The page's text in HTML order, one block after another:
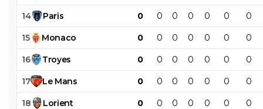
14 Paris 0 0 0 0 0 0 0
15 Monaco 0 0 0 0 0 0 0
16 Troyes 0 0 0 0 0 0 0
17 Le Mans 0 0 0 0 0 0 0
18 Lorient 0 0 0 0 0 0 0